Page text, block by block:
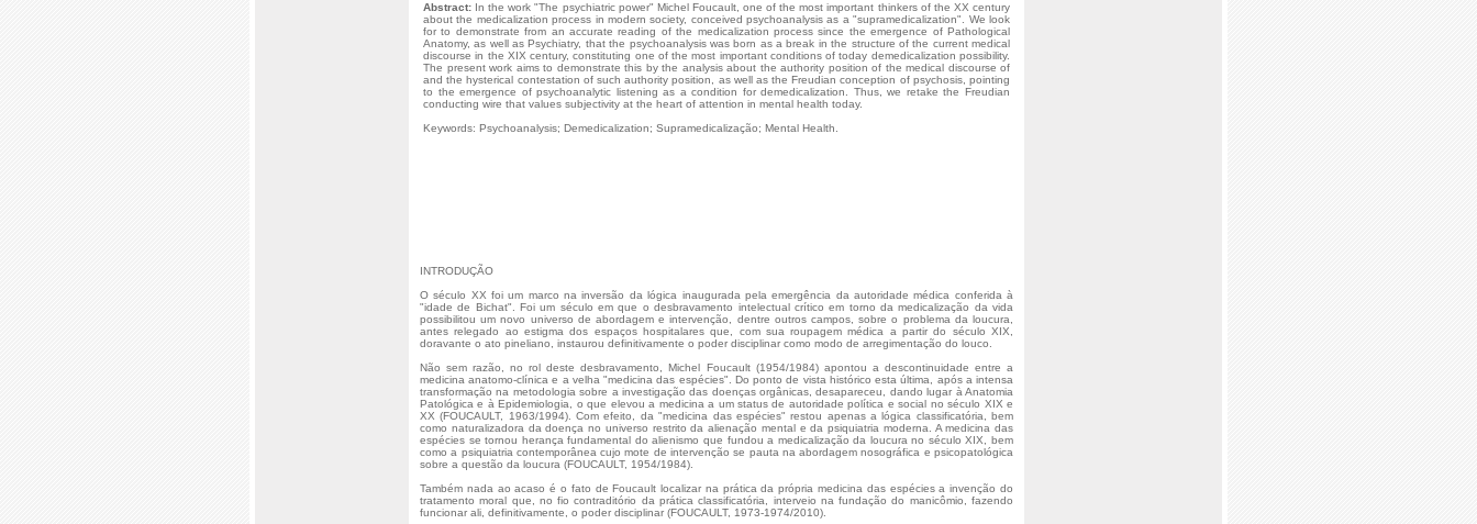
Abstract: In the work "The psychiatric power" Michel Foucault, one of the most important thinkers of the XX century
about the medicalization process in modern society, conceived psychoanalysis as a "supramedicalization". We look
for to demonstrate from an accurate reading of the medicalization process since the emergence of Pathological
Anatomy, as well as Psychiatry, that the psychoanalysis was born as a break in the structure of the current medical
discourse in the XIX century, constituting one of the most important conditions of today demedicalization possibility.
The present work aims to demonstrate this by the analysis about the authority position of the medical discourse of
and the hysterical contestation of such authority position, as well as the Freudian conception of psychosis, pointing
to the emergence of psychoanalytic listening as a condition for demedicalization. Thus, we retake the Freudian
conducting wire that values subjectivity at the heart of attention in mental health today.
Keywords: Psychoanalysis; Demedicalization; Supramedicalização; Mental Health.
INTRODUÇÃO
O século XX foi um marco na inversão da lógica inaugurada pela emergência da autoridade médica conferida à
"idade de Bichat". Foi um século em que o desbravamento intelectual crítico em torno da medicalização da vida
possibilitou um novo universo de abordagem e intervenção, dentre outros campos, sobre o problema da loucura,
antes relegado ao estigma dos espaços hospitalares que, com sua roupagem médica a partir do século XIX,
doravante o ato pineliano, instaurou definitivamente o poder disciplinar como modo de arregimentação do louco.
Não sem razão, no rol deste desbravamento, Michel Foucault (1954/1984) apontou a descontinuidade entre a
medicina anatomo-clínica e a velha "medicina das espécies". Do ponto de vista histórico esta última, após a intensa
transformação na metodologia sobre a investigação das doenças orgânicas, desapareceu, dando lugar à Anatomia
Patológica e à Epidemiologia, o que elevou a medicina a um status de autoridade política e social no século XIX e
XX (FOUCAULT, 1963/1994). Com efeito, da "medicina das espécies" restou apenas a lógica classificatória, bem
como naturalizadora da doença no universo restrito da alienação mental e da psiquiatria moderna. A medicina das
espécies se tornou herança fundamental do alienismo que fundou a medicalização da loucura no século XIX, bem
como a psiquiatria contemporânea cujo mote de intervenção se pauta na abordagem nosográfica e psicopatológica
sobre a questão da loucura (FOUCAULT, 1954/1984).
Também nada ao acaso é o fato de Foucault localizar na prática da própria medicina das espécies a invenção do
tratamento moral que, no fio contraditório da prática classificatória, interveio na fundação do manicômio, fazendo
funcionar ali, definitivamente, o poder disciplinar (FOUCAULT, 1973-1974/2010).